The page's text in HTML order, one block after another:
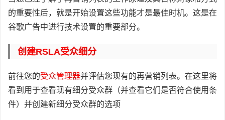
的重要性后，就是开始设置这些功能才是最佳时机。这是在
谷歌广告中进行技术设置的重要部分。
创建RSLA受众细分
前往您的受众管理器并评估您现有的再营销列表。在这里将
看到用于查看现有细分受众群（并查看它们是否符合使用条
件）并创建新细分受众群的选项